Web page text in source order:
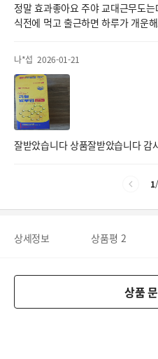
정말 효과좋아요 주야 교대근무도
식전에 먹고 출근하면 하루가 개운
나*섭 2026-01-21
잘받았습니다 상품잘받았습니다 감
1/
상세정보 상품평 2
상품